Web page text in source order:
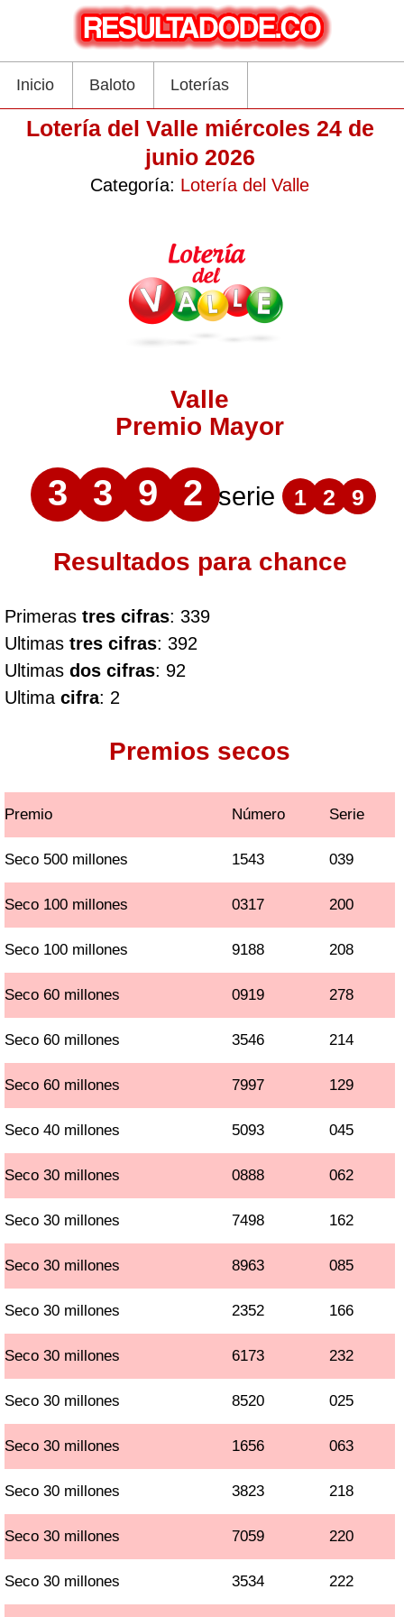
Inicio Baloto Loterías
Lotería del Valle miércoles 24 de
junio 2026
Categoría: Lotería del Valle
Valle
Premio Mayor
3 3 9 2 serie 1 2 9
Resultados para chance
Primeras tres cifras: 339
Ultimas tres cifras: 392
Ultimas dos cifras: 92
Ultima cifra: 2
Premios secos
Premio Número Serie
Seco 500 millones 1543 039
Seco 100 millones 0317 200
Seco 100 millones 9188 208
Seco 60 millones 0919 278
Seco 60 millones 3546 214
Seco 60 millones 7997 129
Seco 40 millones 5093 045
Seco 30 millones 0888 062
Seco 30 millones 7498 162
Seco 30 millones 8963 085
Seco 30 millones 2352 166
Seco 30 millones 6173 232
Seco 30 millones 8520 025
Seco 30 millones 1656 063
Seco 30 millones 3823 218
Seco 30 millones 7059 220
Seco 30 millones 3534 222